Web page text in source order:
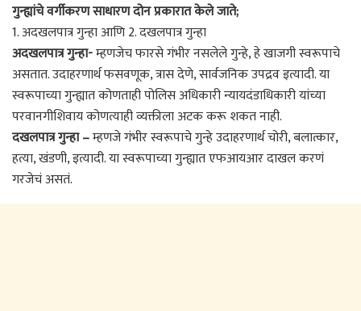
गुन्ह्यांचे वर्गीकरण साधारण दोन प्रकारात केले जाते;
1. अदखलपात्र गुन्हा आणि 2. दखलपात्र गुन्हा
अदखलपात्र गुन्हा-म्हणजेच फारसे गंभीर नसलेले गुन्हे, हे खाजगी स्वरूपाचे
असतात. उदाहरणार्थ फसवणूक, त्रास देणे, सार्वजनिक उपद्रव इत्यादी. या
स्वरूपाच्या गुन्ह्यात कोणताही पोलिस अधिकारी न्यायदंडाधिकारी यांच्या
परवानगीशिवाय कोणत्याही व्यक्तीला अटक करू शकत नाही.
दखलपात्र गुन्हा –म्हणजे गंभीर स्वरूपाचे गुन्हे उदाहरणार्थ चोरी, बलात्कार,
हत्या, खंडणी, इत्यादी. या स्वरूपाच्या गुन्ह्यात एफआयआर दाखल करणं
गरजेचं असतं.